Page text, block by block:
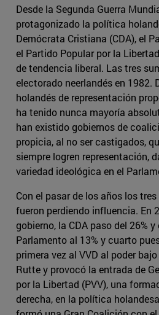
Desde la Segunda Guerra
protagonizado la política
Demócrata Cristiana (CDA), el
el Partido Popular por la
de tendencia liberal. Las tres
electorado neerlandés en 1982.
holandés de representación
ha tenido nunca mayoría
han existido gobiernos de
propicia, al no ser castigados,
siempre logren representación,
variedad ideológica en el
Con el pasar de los años los
fueron perdiendo influencia. En
gobierno, la CDA paso del 26%
Parlamento al 13% y cuarto
primera vez al VVD al poder
Rutte y provocó la entrada de
por la Libertad (PVV), una
derecha, en la política